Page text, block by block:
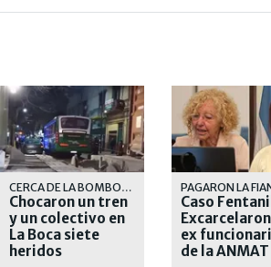
CERCA DE LA BOMBONERA
Chocaron un tren
y un colectivo en
La Boca siete
heridos
PAGARON LA
Caso
ex
de la ANMAT